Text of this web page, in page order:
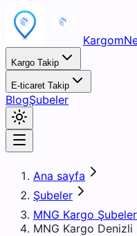
Kargo Takip
E-ticaret Takip
BlogŞubeler
Ana sayfa
Şubeler
MNG Kargo
MNG Kargo Denizli